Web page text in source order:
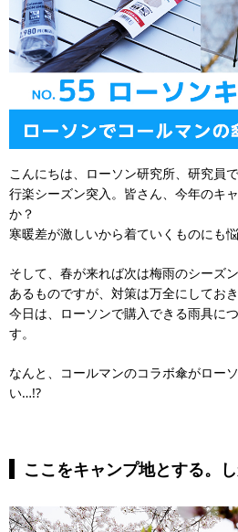
こんにちは、ローソン研究所、研究員で
行楽シーズン突入。皆さん、今年のキ
か？
寒暖差が激しいから着ていくものにも悩
そして、春が来れば次は梅雨のシーズ
あるものですが、対策は万全にしておき
今日は、ローソンで購入できる雨具に
す。
なんと、コールマンのコラボ傘がロー
い…!?
ここをキャンプ地とする。